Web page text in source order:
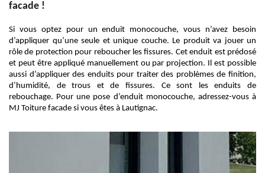
facade !
Si vous optez pour un enduit monocouche, vous n’avez besoin
d’appliquer qu’une seule et unique couche. Le produit va jouer un
rôle de protection pour reboucher les fissures. Cet enduit est prédosé
et peut être appliqué manuellement ou par projection. Il est possible
aussi d’appliquer des enduits pour traiter des problèmes de finition,
d’humidité, de trous et de fissures. Ce sont les enduits de
rebouchage. Pour une pose d’enduit monocouche, adressez-vous à
MJ Toiture facade si vous êtes à Lautignac.